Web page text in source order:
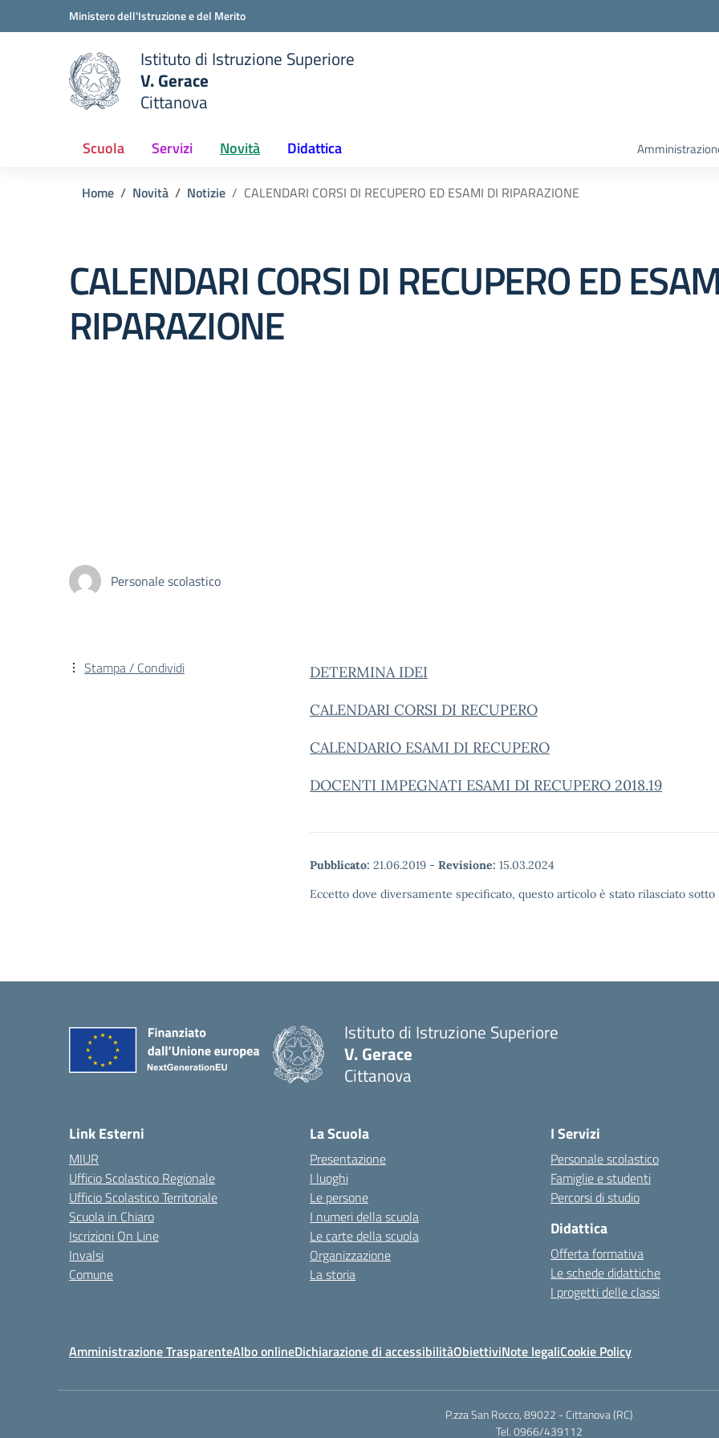
Vai ai contenuti
Vai al menu di navigazioneMinistero dell'Istruzione e del Merito
scuola
Istituto di Istruzione Superiore
V. Gerace
Cittanova
Scuola Servizi Novità Didattica
Home Novità Notizie CALENDARI CORSI DI RECUPERO ED ESAMI DI RIPARAZIONE
CALENDARI CORSI DI RECUPERO ED
RIPARAZIONE
Personale scolastico
DETERMINA IDEI
CALENDARI CORSI DI RECUPERO
CALENDARIO ESAMI DI RECUPERO
DOCENTI IMPEGNATI ESAMI DI RECUPERO 2018.19
Pubblicato: 21.06.2019 - Revisione: 15.03.2024
Eccetto dove diversamente specificato, questo articolo è stato rilasciato
Stampa / Condividi
Istituto di Istruzione Superiore
V. Gerace
Cittanova
Link Esterni
MIUR
Ufficio Scolastico Regionale
Ufficio Scolastico Territoriale
Scuola in Chiaro
Iscrizioni On Line
Invalsi
Comune
La Scuola
Presentazione
I luoghi
Le persone
I numeri della scuola
Le carte della scuola
Organizzazione
La storia
I Servizi
Personale scolastico
Famiglie e studenti
Percorsi di studio
Didattica
Offerta formativa
Le schede didattiche
I progetti delle classi
Amministrazione TrasparenteAlbo onlineDichiarazione di accessibilitàObiettiviNote legaliCookie Policy
P.zza San Rocco, 89022 - Cittanova (RC)
Tel. 0966/439112